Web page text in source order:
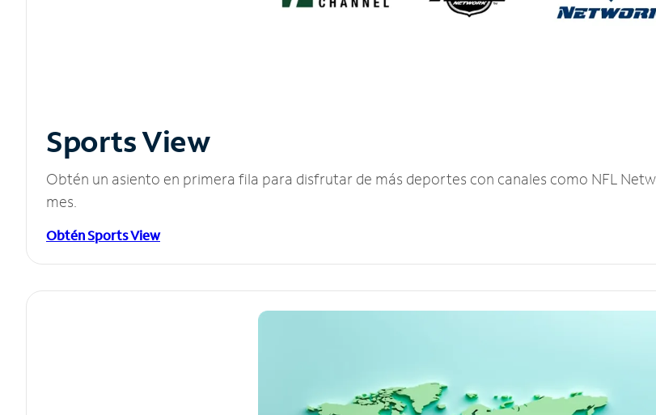
Sports View
Obtén un asiento en primera fila para disfrutar de más deportes con canales como NFL
mes.
Obtén Sports View